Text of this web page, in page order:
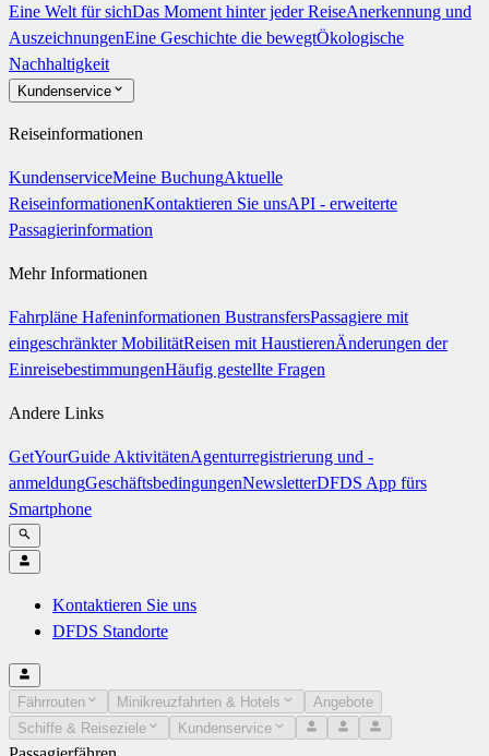
Eine Welt für sichDas Moment hinter jeder ReiseAnerkennung und
AuszeichnungenEine Geschichte die bewegtÖkologische
Nachhaltigkeit
Kundenservice
Reiseinformationen
KundenserviceMeine BuchungAktuelle
ReiseinformationenKontaktieren Sie unsAPI - erweiterte
Passagierinformation
Mehr Informationen
Fahrpläne Hafeninformationen BustransfersPassagiere mit
eingeschränkter MobilitätReisen mit HaustierenÄnderungen der
EinreisebestimmungenHäufig gestellte Fragen
Andere Links
GetYourGuide AktivitätenAgenturregistrierung und -
anmeldungGeschäftsbedingungenNewsletterDFDS App fürs
Smartphone
Kontaktieren Sie uns
DFDS Standorte
Fährrouten Minikreuzfahrten & Hotels
Angebote
Schiffe & Reiseziele
Kundenservice